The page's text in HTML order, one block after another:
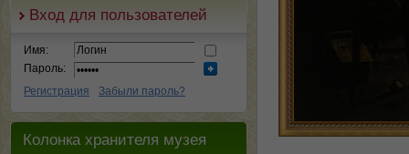
Вход для пользователей
Имя:
Пароль:
Регистрация
Забыли пароль?
Колонка хранителя музея